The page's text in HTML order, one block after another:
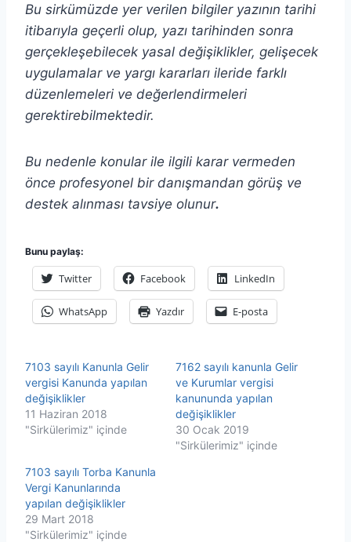
Bu sirkümüzde yer verilen bilgiler yazının tarihi
itibarıyla geçerli olup, yazı tarihinden sonra
gerçekleşebilecek yasal değişiklikler, gelişecek
uygulamalar ve yargı kararları ileride farklı
düzenlemeleri ve değerlendirmeleri
gerektirebilmektedir.
Bu nedenle konular ile ilgili karar vermeden
önce profesyonel bir danışmandan görüş ve
destek alınması tavsiye olunur.
Bunu paylaş:
Twitter Facebook LinkedIn
WhatsApp Yazdır E-posta
7103 sayılı Kanunla Gelir
vergisi Kanunda yapılan
değişiklikler
11 Haziran 2018
"Sirkülerimiz" içinde
7162 sayılı kanunla Gelir
ve Kurumlar vergisi
kanununda yapılan
değişiklikler
30 Ocak 2019
"Sirkülerimiz" içinde
7103 sayılı Torba Kanunla
Vergi Kanunlarında
yapılan değişiklikler
29 Mart 2018
"Sirkülerimiz" içinde